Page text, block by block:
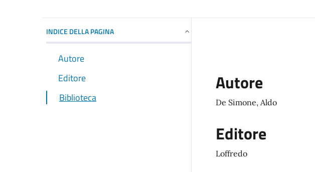
INDICE DELLA PAGINA
Autore
Editore
Biblioteca
Autore
De Simone, Aldo
Editore
Loffredo